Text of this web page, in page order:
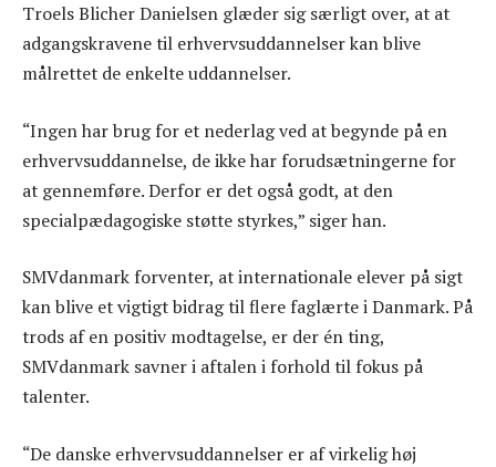
Troels Blicher Danielsen glæder sig særligt over, at at
adgangskravene til erhvervsuddannelser kan blive
målrettet de enkelte uddannelser.
“Ingen har brug for et nederlag ved at begynde på en
erhvervsuddannelse, de ikke har forudsætningerne for
at gennemføre. Derfor er det også godt, at den
specialpædagogiske støtte styrkes,” siger han.
SMVdanmark forventer, at internationale elever på sigt
kan blive et vigtigt bidrag til flere faglærte i Danmark. På
trods af en positiv modtagelse, er der én ting,
SMVdanmark savner i aftalen i forhold til fokus på
talenter.
“De danske erhvervsuddannelser er af virkelig høj